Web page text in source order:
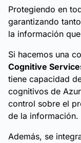
Protegiendo en
garantizando
la información
Si hacemos una
Cognitive
tiene capacidad
cognitivos de
control sobre el
de la información.
Además, se